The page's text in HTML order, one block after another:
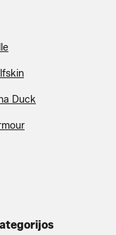
Duck